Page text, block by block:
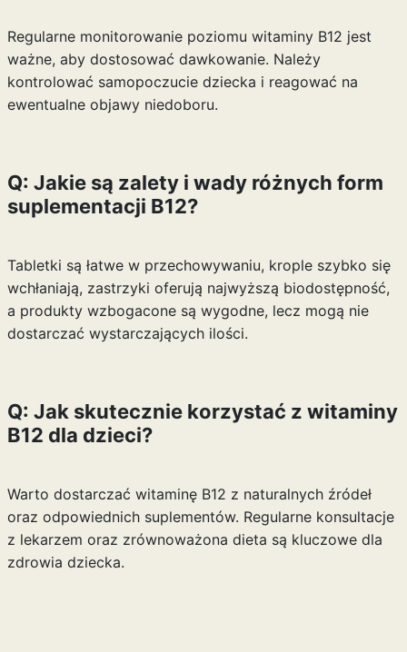
Regularne monitorowanie poziomu witaminy B12 jest
ważne, aby dostosować dawkowanie. Należy
kontrolować samopoczucie dziecka i reagować na
ewentualne objawy niedoboru.
Q: Jakie są zalety i wady różnych form
suplementacji B12?
Tabletki są łatwe w przechowywaniu, krople szybko się
wchłaniają, zastrzyki oferują najwyższą biodostępność,
a produkty wzbogacone są wygodne, lecz mogą nie
dostarczać wystarczających ilości.
Q: Jak skutecznie korzystać z witaminy
B12 dla dzieci?
Warto dostarczać witaminę B12 z naturalnych źródeł
oraz odpowiednich suplementów. Regularne konsultacje
z lekarzem oraz zrównoważona dieta są kluczowe dla
zdrowia dziecka.